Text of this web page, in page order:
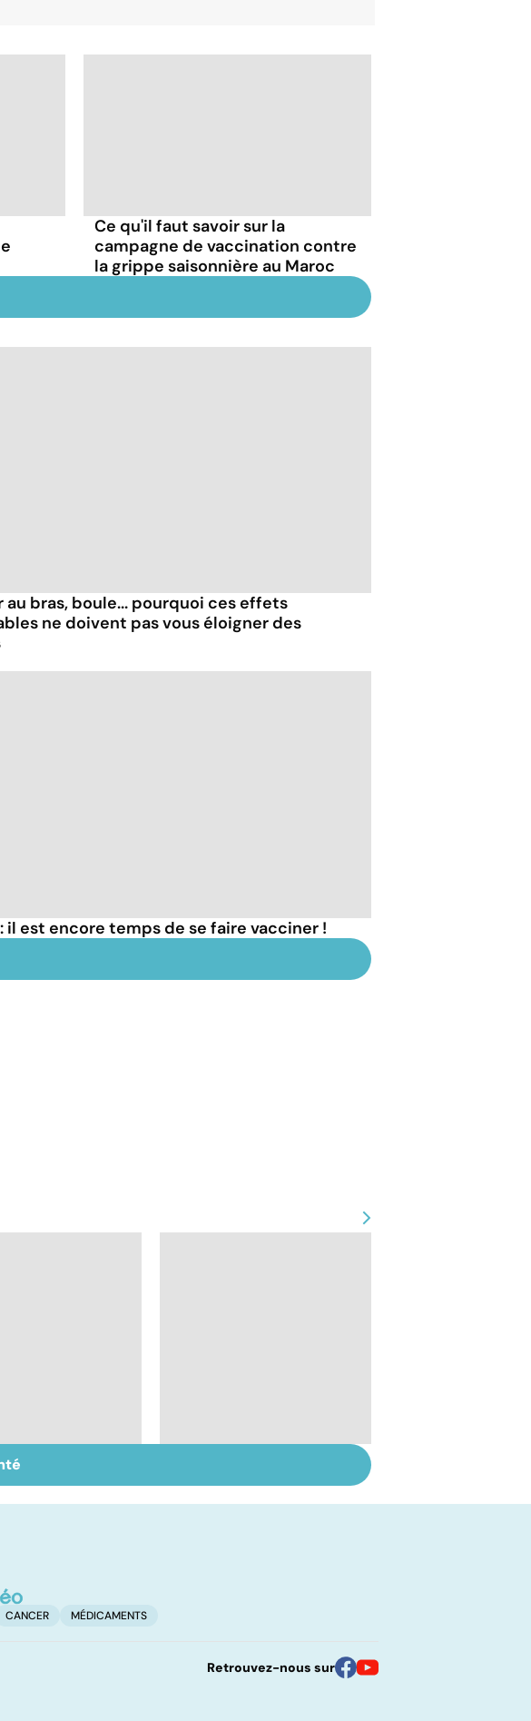
Ce qu'il faut savoir sur la
campagne de vaccination contre
la grippe saisonnière au Maroc
au bras, boule... pourquoi ces effets
ne doivent pas vous éloigner des
il est encore temps de se faire vacciner !
A : des
qui font
infections
CANCER MÉDICAMENTS
Retrouvez-nous sur